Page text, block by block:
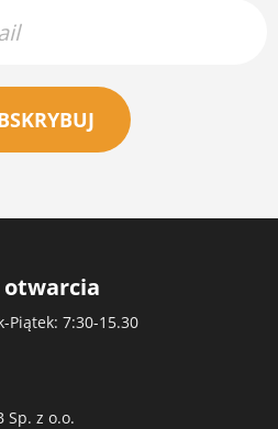
otwarcia
Piątek: 7:30-15.30
Sp. z o.o.